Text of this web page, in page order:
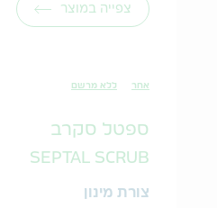
צפייה במוצר
אחר ללא מרשם
ספטל סקרב
SEPTAL SCRUB
צורת מינון